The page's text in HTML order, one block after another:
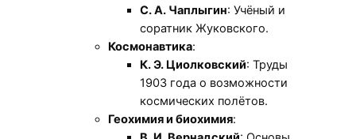
С. А. Чаплыгин: Учёный и
соратник Жуковского.
Космонавтика:
К. Э. Циолковский: Труды
1903 года о возможности
космических полётов.
Геохимия и биохимия: